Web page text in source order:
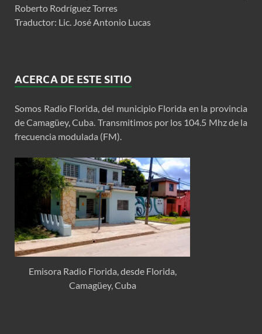
Roberto Rodríguez Torres
Traductor: Lic. José Antonio Lucas
ACERCA DE ESTE SITIO
Somos Radio Florida, del municipio Florida en la provincia
de Camagüey, Cuba. Transmitimos por los 104.5 Mhz de la
frecuencia modulada (FM).
Emisora Radio Florida, desde Florida,
Camagüey, Cuba